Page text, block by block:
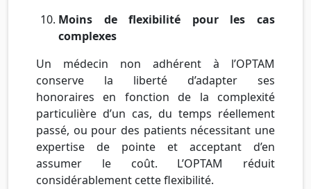
Moins de flexibilité pour les cas
complexes
Un médecin non adhérent à l’OPTAM
conserve la liberté d’adapter ses
honoraires en fonction de la complexité
particulière d’un cas, du temps réellement
passé, ou pour des patients nécessitant une
expertise de pointe et acceptant d’en
assumer le coût. L’OPTAM réduit
considérablement cette flexibilité.